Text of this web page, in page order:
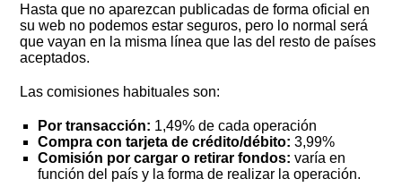
Hasta que no aparezcan publicadas de forma oficial en
su web no podemos estar seguros, pero lo normal será
que vayan en la misma línea que las del resto de países
aceptados.
Las comisiones habituales son:
Por transacción: 1,49% de cada operación
Compra con tarjeta de crédito/débito: 3,99%
Comisión por cargar o retirar fondos: varía en
función del país y la forma de realizar la operación.